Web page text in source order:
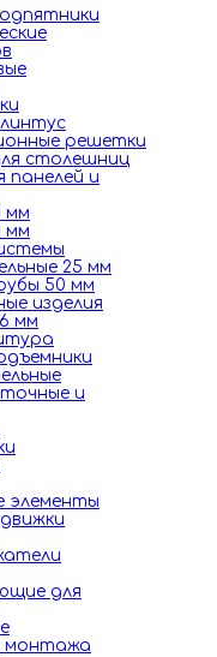
решетки
столешниц
панелей и
мм
мм
25 мм
50 мм
изделия
мм
и
элементы
для
монтажа